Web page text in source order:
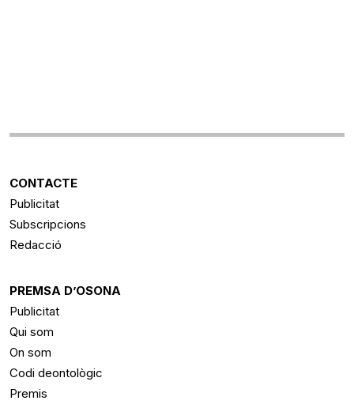
CONTACTE
Publicitat
Subscripcions
Redacció
PREMSA D’OSONA
Publicitat
Qui som
On som
Codi deontològic
Premis